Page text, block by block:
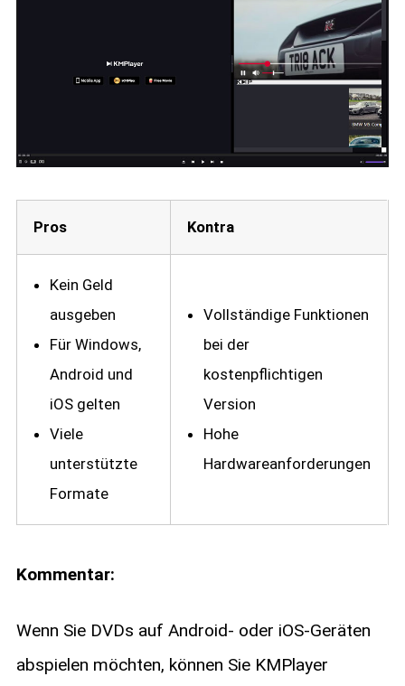
Pros Kontra
Kein Geld
ausgeben
Für Windows,
Android und
iOS gelten
Viele
unterstützte
Formate
Vollständige Funktionen
bei der
kostenpflichtigen
Version
Hohe
Hardwareanforderungen
Kommentar:
Wenn Sie DVDs auf Android- oder iOS-Geräten
abspielen möchten, können Sie KMPlayer